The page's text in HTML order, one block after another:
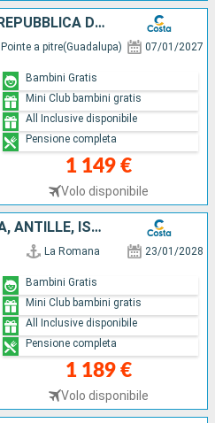
ANTILLE, ISOLE VERGINI, REPUBBLICA DOMINICANA, ISOLE TURKS
Pointe a pitre(Guadalupa) 07/01/2027
1 149 €
Volo disponibile
Bambini Gratis
Mini Club bambini gratis
All Inclusive disponibile
Pensione completa
REPUBBLICA DOMINICANA, ANTILLE, ISOLE VERGINI
La Romana 23/01/2028
1 189 €
Volo disponibile
Bambini Gratis
Mini Club bambini gratis
All Inclusive disponibile
Pensione completa